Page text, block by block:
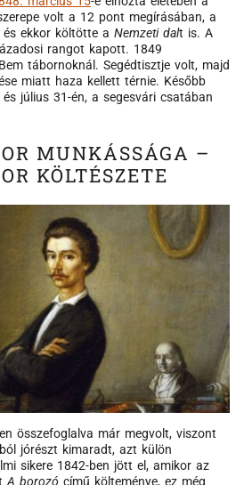
volt a 12 pont megírásában, a
ekkor költötte a Nemzeti dalt is. A
rangot kapott. 1849
tábornoknál. Segédtisztje volt, majd
miatt haza kellett térnie. Később
július 31-én, a segesvári csatában
MUNKÁSSÁGA –
KÖLTÉSZETE
összefoglalva már megvolt, viszont
jórészt kimaradt, azt külön
sikere 1842-ben jött el, amikor az
A borozó című költeménye, ez még